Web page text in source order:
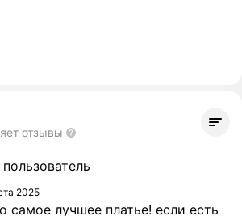
отзывы
2025
самое лучшее платье! если есть